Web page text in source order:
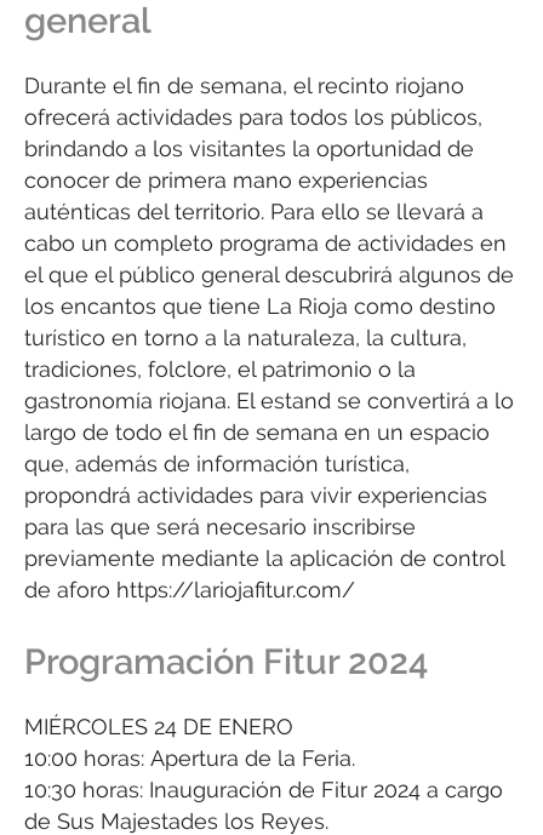
general
Durante el fin de semana, el recinto riojano
ofrecerá actividades para todos los públicos,
brindando a los visitantes la oportunidad de
conocer de primera mano experiencias
auténticas del territorio. Para ello se llevará a
cabo un completo programa de actividades en
el que el público general descubrirá algunos de
los encantos que tiene La Rioja como destino
turístico en torno a la naturaleza, la cultura,
tradiciones, folclore, el patrimonio o la
gastronomía riojana. El estand se convertirá a lo
largo de todo el fin de semana en un espacio
que, además de información turística,
propondrá actividades para vivir experiencias
para las que será necesario inscribirse
previamente mediante la aplicación de control
de aforo https://lariojafitur.com/
Programación Fitur 2024
MIÉRCOLES 24 DE ENERO
10:00 horas: Apertura de la Feria.
10:30 horas: Inauguración de Fitur 2024 a cargo
de Sus Majestades los Reyes.